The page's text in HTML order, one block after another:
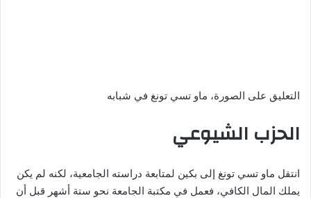
التعليق على الصورة، ماو تسي تونغ في شبابه
الحزب الشيوعي
انتقل ماو تسي تونغ إلى بكين لمتابعة دراسته الجامعية، لكنه لم يكن
يملك المال الكافي، فعمل في مكتبة الجامعة نحو ستة أشهر قبل أن